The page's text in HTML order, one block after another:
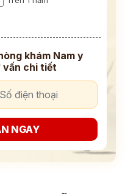
khám Nam y
vấn chi tiết
NGAY